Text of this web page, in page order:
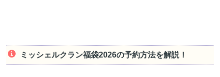
ミッシェルクラン福袋2026の予約方法を解説！